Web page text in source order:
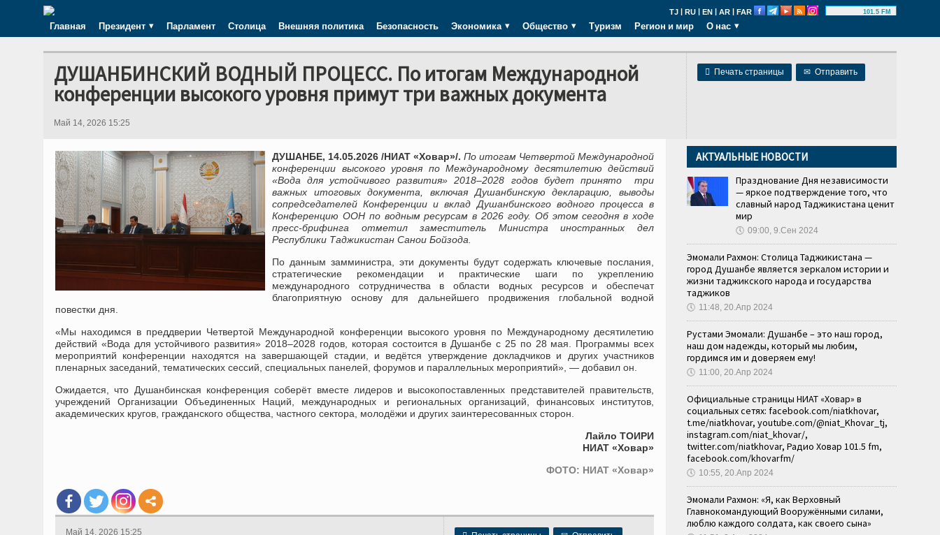
TJ | RU | EN | AR | FAR 101.5 FM
Главная Президент Парламент Столица Внешняя политика Безопасность Экономика Общество Туризм Регион и мир О нас
 Печать страницы ✉ Отправить
ДУШАНБИНСКИЙ ВОДНЫЙ ПРОЦЕСС. По итогам Международной
конференции высокого уровня примут три важных документа
Май 14, 2026 15:25
ДУШАНБЕ, 14.05.2026 /НИАТ «Ховар»/. По итогам Четвертой Международной
конференции высокого уровня по Международному десятилетию действий
«Вода для устойчивого развития» 2018–2028 годов будет принято три
важных итоговых документа, включая Душанбинскую декларацию, выводы
сопредседателей Конференции и вклад Душанбинского водного процесса в
Конференцию ООН по водным ресурсам в 2026 году. Об этом сегодня в ходе
пресс-брифинга отметил заместитель Министра иностранных дел
Республики Таджикистан Санои Бойзода.
По данным замминистра, эти документы будут содержать ключевые послания,
стратегические рекомендации и практические шаги по укреплению
международного сотрудничества в области водных ресурсов и обеспечат
благоприятную основу для дальнейшего продвижения глобальной водной
повестки дня.
«Мы находимся в преддверии Четвертой Международной конференции высокого уровня по Международному десятилетию
действий «Вода для устойчивого развития» 2018–2028 годов, которая состоится в Душанбе с 25 по 28 мая. Программы всех
мероприятий конференции находятся на завершающей стадии, и ведётся утверждение докладчиков и других участников
пленарных заседаний, тематических сессий, специальных панелей, форумов и параллельных мероприятий», — добавил он.
Ожидается, что Душанбинская конференция соберёт вместе лидеров и высокопоставленных представителей правительств,
учреждений Организации Объединенных Наций, международных и региональных организаций, финансовых институтов,
академических кругов, гражданского общества, частного сектора, молодёжи и других заинтересованных сторон.
Лайло ТОИРИ
НИАТ «Ховар»
ФОТО: НИАТ «Ховар»
Май 14, 2026 15:25
АКТУАЛЬНЫЕ НОВОСТИ
Празднование Дня независимости
— яркое подтверждение того, что
славный народ Таджикистана ценит
мир
🕔 09:00, 9.Сен 2024
Эмомали Рахмон: Столица Таджикистана —
город Душанбе является зеркалом истории и
жизни таджикского народа и государства
таджиков
🕔 11:48, 20.Апр 2024
Рустами Эмомали: Душанбе – это наш город,
наш дом надежды, который мы любим,
гордимся им и доверяем ему!
🕔 11:00, 20.Апр 2024
Официальные страницы НИАТ «Ховар» в
социальных сетях: facebook.com/niatkhovar,
t.me/niatkhovar, youtube.com/@niat_Khovar_tj,
instagram.com/niat_khovar/,
twitter.com/niatkhovar, Радио Ховар 101.5 fm,
facebook.com/khovarfm/
🕔 10:55, 20.Апр 2024
Эмомали Рахмон: «Я, как Верховный
Главнокомандующий Вооружёнными силами,
люблю каждого солдата, как своего сына»